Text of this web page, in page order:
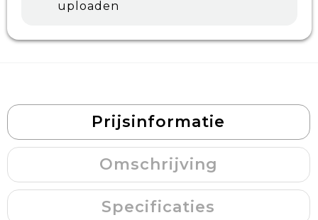
uploaden
Prijsinformatie
Omschrijving
Specificaties